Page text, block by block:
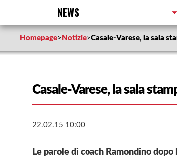
NEWS
Homepage> Notizie>Casale-Varese, la sala
Casale-Varese, la sala
22.02.15 10:00
Le parole di coach Ramondino